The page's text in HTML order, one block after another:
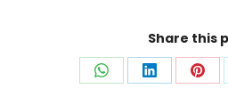
Share this
Share Share